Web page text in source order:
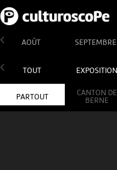
AOÛT SEPTEMBRE
TOUT EXPOSITION
PARTOUT
CANTON DE
BERNE